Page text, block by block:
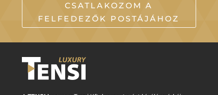
CSATLAKOZOM A
FELFEDEZŐK POSTÁJÁHOZ